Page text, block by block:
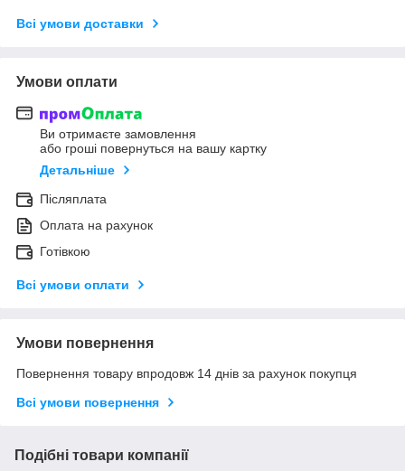
Всі умови доставки
Умови оплати
Ви отримаєте замовлення
або гроші повернуться на вашу картку
Детальніше
Післяплата
Оплата на рахунок
Готівкою
Всі умови оплати
Умови повернення
Повернення товару впродовж 14 днів за рахунок покупця
Всі умови повернення
Подібні товари компанії